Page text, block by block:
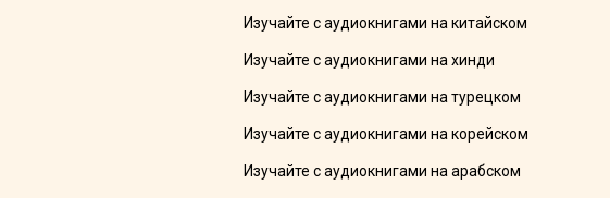
Изучайте с аудиокнигами на китайском
Изучайте с аудиокнигами на хинди
Изучайте с аудиокнигами на турецком
Изучайте с аудиокнигами на корейском
Изучайте с аудиокнигами на арабском